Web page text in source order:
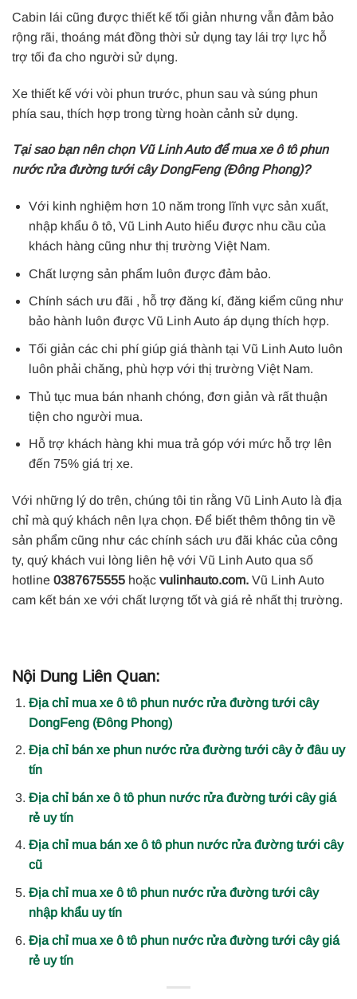
Cabin lái cũng được thiết kế tối giản nhưng vẫn đảm bảo
rộng rãi, thoáng mát đồng thời sử dụng tay lái trợ lực hỗ
trợ tối đa cho người sử dụng.
Xe thiết kế với vòi phun trước, phun sau và súng phun
phía sau, thích hợp trong từng hoàn cảnh sử dụng.
Tại sao bạn nên chọn Vũ Linh Auto để mua xe ô tô phun
nước rửa đường tưới cây DongFeng (Đông Phong)?
Với kinh nghiệm hơn 10 năm trong lĩnh vực sản xuất,
nhập khẩu ô tô, Vũ Linh Auto hiểu được nhu cầu của
khách hàng cũng như thị trường Việt Nam.
Chất lượng sản phẩm luôn được đảm bảo.
Chính sách ưu đãi , hỗ trợ đăng kí, đăng kiểm cũng như
bảo hành luôn được Vũ Linh Auto áp dụng thích hợp.
Tối giản các chi phí giúp giá thành tại Vũ Linh Auto luôn
luôn phải chăng, phù hợp với thị trường Việt Nam.
Thủ tục mua bán nhanh chóng, đơn giản và rất thuận
tiện cho người mua.
Hỗ trợ khách hàng khi mua trả góp với mức hỗ trợ lên
đến 75% giá trị xe.
Với những lý do trên, chúng tôi tin rằng Vũ Linh Auto là địa
chỉ mà quý khách nên lựa chọn. Để biết thêm thông tin về
sản phẩm cũng như các chính sách ưu đãi khác của công
ty, quý khách vui lòng liên hệ với Vũ Linh Auto qua số
hotline 0387675555 hoặc vulinhauto.com. Vũ Linh Auto
cam kết bán xe với chất lượng tốt và giá rẻ nhất thị trường.
Nội Dung Liên Quan:
Địa chỉ mua xe ô tô phun nước rửa đường tưới cây
DongFeng (Đông Phong)
Địa chỉ bán xe phun nước rửa đường tưới cây ở đâu uy
tín
Địa chỉ bán xe ô tô phun nước rửa đường tưới cây giá
rẻ uy tín
Địa chỉ mua bán xe ô tô phun nước rửa đường tưới cây
cũ
Địa chỉ mua xe ô tô phun nước rửa đường tưới cây
nhập khẩu uy tín
Địa chỉ mua xe ô tô phun nước rửa đường tưới cây giá
rẻ uy tín